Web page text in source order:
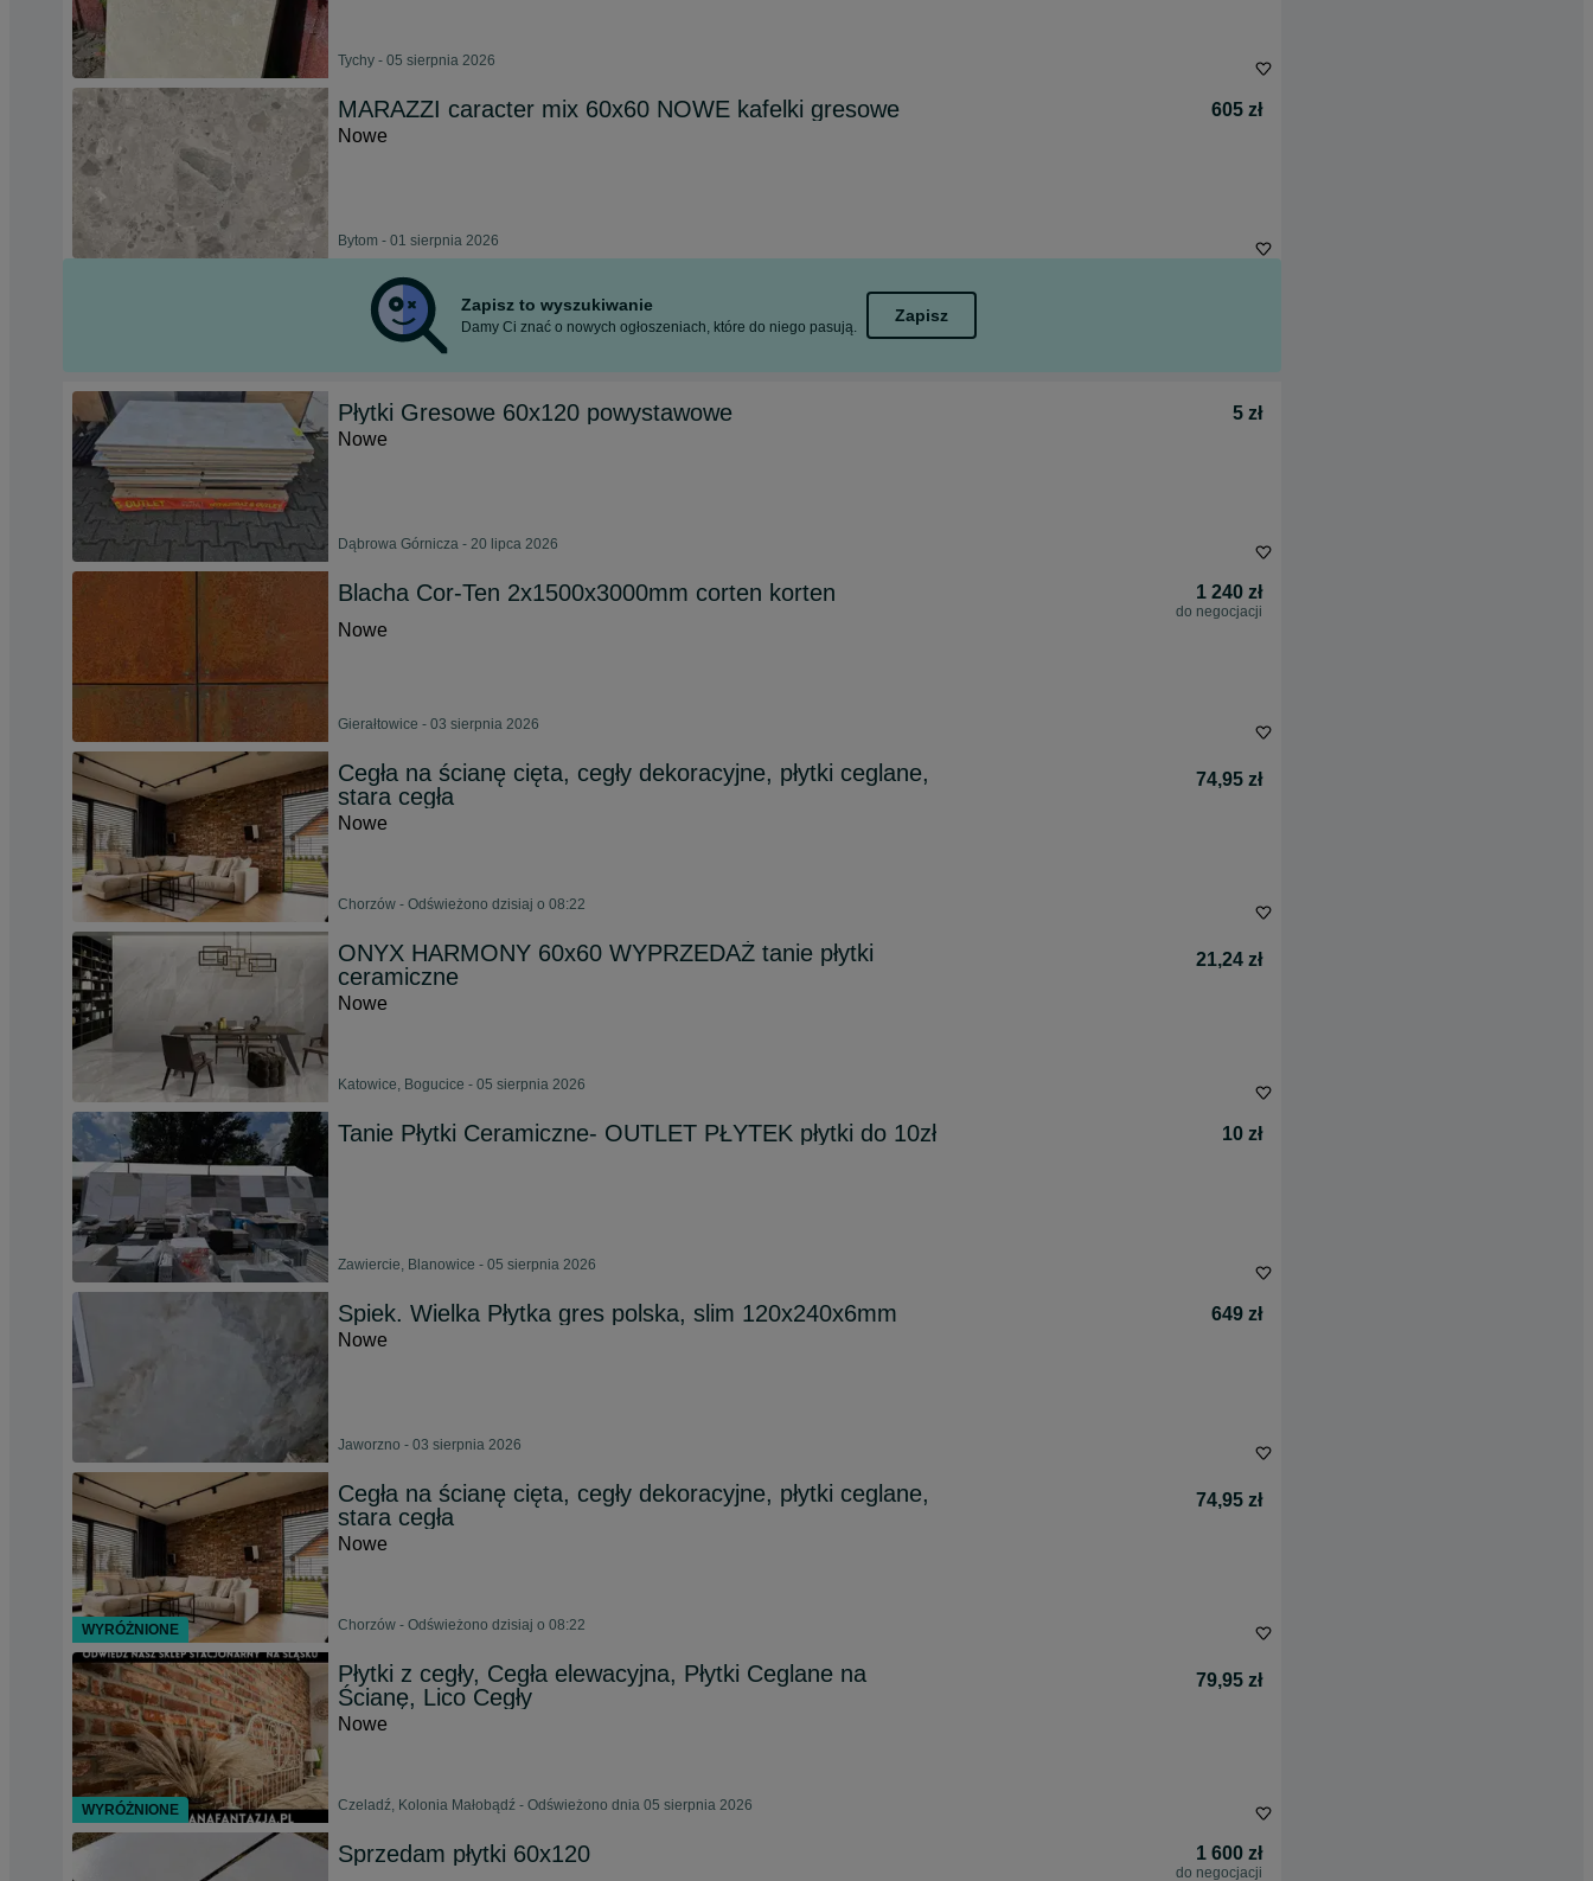
Tychy - 05 sierpnia 2026
MARAZZI caracter mix 60x60 NOWE kafelki gresowe
605 zł
Nowe
Bytom - 01 sierpnia 2026
Zapisz to wyszukiwanie
Damy Ci znać o nowych ogłoszeniach, które do niego pasują.
Zapisz
Płytki Gresowe 60x120 powystawowe
5 zł
Nowe
Dąbrowa Górnicza - 20 lipca 2026
Blacha Cor-Ten 2x1500x3000mm corten korten 1 240 zł
do negocjacji
Nowe
Gierałtowice - 03 sierpnia 2026
Cegła na ścianę cięta, cegły dekoracyjne, płytki ceglane,
stara cegła
74,95 zł
Nowe
Chorzów - Odświeżono dzisiaj o 08:22
ONYX HARMONY 60x60 WYPRZEDAŻ tanie płytki
ceramiczne
21,24 zł
Nowe
Katowice, Bogucice - 05 sierpnia 2026
Tanie Płytki Ceramiczne- OUTLET PŁYTEK płytki do 10zł 10 zł
Zawiercie, Blanowice - 05 sierpnia 2026
Spiek. Wielka Płytka gres polska, slim 120x240x6mm
649 zł
Nowe
Jaworzno - 03 sierpnia 2026
Cegła na ścianę cięta, cegły dekoracyjne, płytki ceglane,
stara cegła
74,95 zł
Nowe
Chorzów - Odświeżono dzisiaj o 08:22
Płytki z cegły, Cegła elewacyjna, Płytki Ceglane na
Ścianę, Lico Cegły
79,95 zł
Nowe
Czeladź, Kolonia Małobądź - Odświeżono dnia 05 sierpnia 2026
Sprzedam płytki 60x120 1 600 zł
do negocjacji
WYRÓŻNIONE
WYRÓŻNIONE